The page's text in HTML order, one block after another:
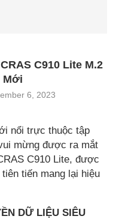
C910 Lite M.2
Mới
6, 2023
nổi trực thuộc tập
mừng được ra mắt
C910 Lite, được
tiến mang lại hiệu
DỮ LIỆU SIÊU